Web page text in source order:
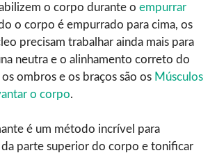
o corpo durante o empurrar
o corpo é empurrado para cima, os
precisam trabalhar ainda mais para
neutra e o alinhamento correto do
ombros e os braços são os Músculos
o corpo.
é um método incrível para
parte superior do corpo e tonificar